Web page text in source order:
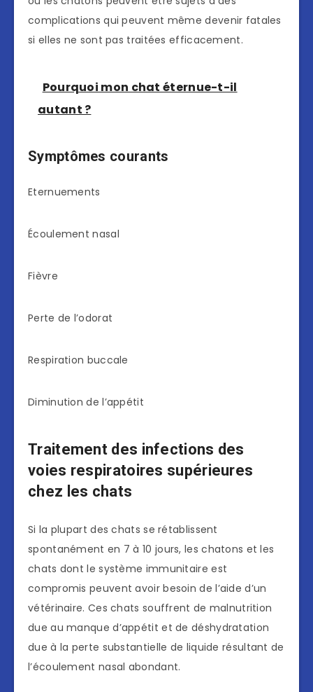
complications qui peuvent même devenir fatales
si elles ne sont pas traitées efficacement.
Pourquoi mon chat éternue-t-il
autant ?
Symptômes courants
Eternuements
Écoulement nasal
Fièvre
Perte de l’odorat
Respiration buccale
Diminution de l’appétit
Traitement des infections des
voies respiratoires supérieures
chez les chats
Si la plupart des chats se rétablissent
spontanément en 7 à 10 jours, les chatons et les
chats dont le système immunitaire est
compromis peuvent avoir besoin de l’aide d’un
vétérinaire. Ces chats souffrent de malnutrition
due au manque d’appétit et de déshydratation
due à la perte substantielle de liquide résultant de
l’écoulement nasal abondant.